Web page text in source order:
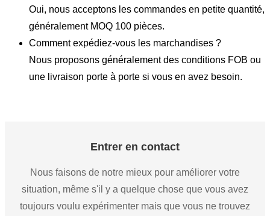
Oui, nous acceptons les commandes en petite quantité,
généralement MOQ 100 pièces.
Comment expédiez-vous les marchandises ?
Nous proposons généralement des conditions FOB ou
une livraison porte à porte si vous en avez besoin.
Entrer en contact
Nous faisons de notre mieux pour améliorer votre
situation, même s'il y a quelque chose que vous avez
toujours voulu expérimenter mais que vous ne trouvez